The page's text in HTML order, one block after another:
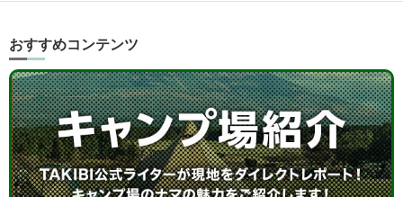
おすすめコンテンツ